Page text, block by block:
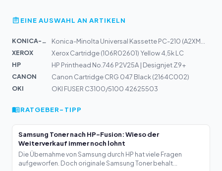
EINE AUSWAHL AN ARTIKELN
KONICA-MIN...
XEROX
Xerox Cartridge (106R02601) Yellow 4,5k LC
HP
HP Printhead No.746 P2V25A | Designjet Z9+
CANON
Canon Cartridge CRG 047 Black (2164C002)
OKI
OKI FUSER C3100/5100 42625503
RATGEBER-TIPP
Samsung Toner nach HP-Fusion: Wieso der
Weiterverkauf immer noch lohnt
Die Übernahme von Samsung durch HP hat viele Fragen
aufgeworfen. Doch originale Samsung Toner behalt...